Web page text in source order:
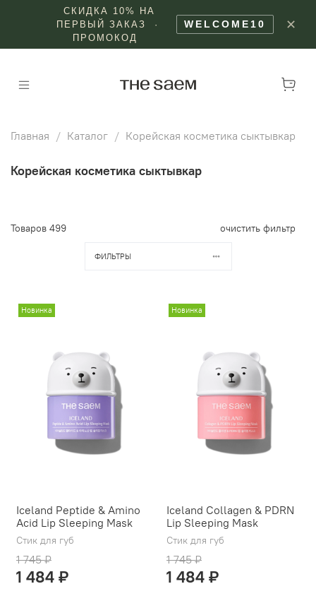
СКИДКА 10% НА
ПЕРВЫЙ ЗАКАЗ ·
ПРОМОКОД
WELCOME10 ✕
Главная Каталог Корейская косметика сыктывкар
Корейская косметика сыктывкар
Товаров 499 очистить фильтр
ФИЛЬТРЫ
Новинка
Iceland Peptide & Amino
Acid Lip Sleeping Mask
Стик для губ
1 745 ₽
1 484 ₽
Новинка
Iceland Collagen & PDRN
Lip Sleeping Mask
Стик для губ
1 745 ₽
1 484 ₽